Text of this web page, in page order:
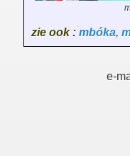
zie ook : mbóka,
e-